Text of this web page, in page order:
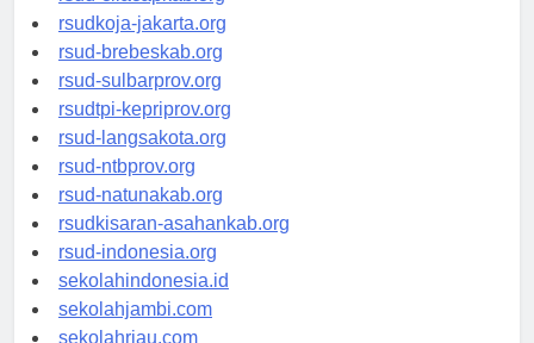
rsud-cilacapkab.org
rsudkoja-jakarta.org
rsud-brebeskab.org
rsud-sulbarprov.org
rsudtpi-kepriprov.org
rsud-langsakota.org
rsud-ntbprov.org
rsud-natunakab.org
rsudkisaran-asahankab.org
rsud-indonesia.org
sekolahindonesia.id
sekolahjambi.com